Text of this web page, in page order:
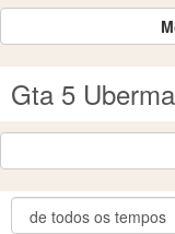
Gta 5